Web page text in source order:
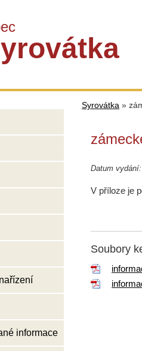
informace
Syrovátka »
Datum
V příloze je
Soubory